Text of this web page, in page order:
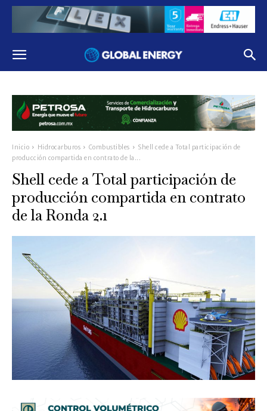
Inicio Hidrocarburos Combustibles
Shell cede a Total participación de
producción compartida en contrato de la...
Shell cede a Total participación de
producción compartida en contrato
de la Ronda 2.1